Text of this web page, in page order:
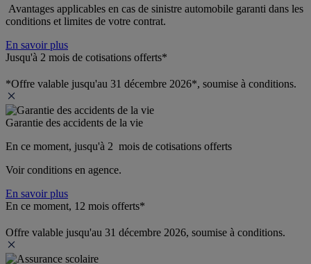
Avantages applicables en cas de sinistre automobile garanti dans les
conditions et limites de votre contrat.
En savoir plus
Jusqu'à 2 mois de cotisations offerts*
*Offre valable jusqu'au 31 décembre 2026*, soumise à conditions.
Garantie des accidents de la vie
En ce moment, jusqu'à 2  mois de cotisations offerts
Voir conditions en agence.
En savoir plus
En ce moment, 12 mois offerts*
Offre valable jusqu'au 31 décembre 2026, soumise à conditions.